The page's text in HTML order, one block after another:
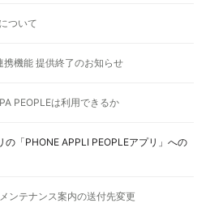
ついて
機能 提供終了のお知らせ
PEOPLEは利用できるか
「PHONE APPLI PEOPLEアプリ」への
ンテナンス案内の送付先変更